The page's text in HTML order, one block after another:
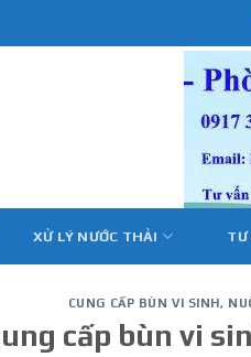
XỬ LÝ NƯỚC THẢI TƯ
CUNG CẤP BÙN VI SINH,
cấp bùn vi